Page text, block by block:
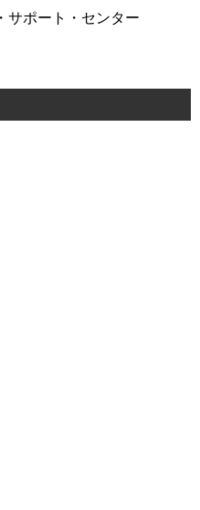
サポート・センター